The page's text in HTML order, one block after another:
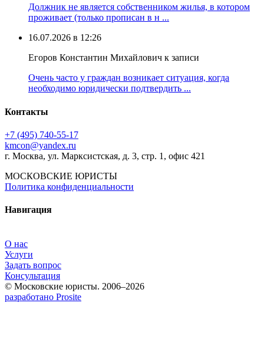
Должник не является собственником жилья, в котором
проживает (только прописан в н ...
16.07.2026 в 12:26
Егоров Константин Михайлович к записи
Очень часто у граждан возникает ситуация, когда
необходимо юридически подтвердить ...
Контакты
+7 (495) 740‑55‑17
kmcon@yandex.ru
г. Москва, ул. Марксистская, д. 3, стр. 1, офис 421
МОСКОВСКИЕ ЮРИСТЫ
Политика конфиденциальности
Навигация
О нас
Услуги
Задать вопрос
Консультация
© Московские юристы. 2006–2026
разработано Prosite